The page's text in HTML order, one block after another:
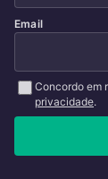
Email
Concordo em
privacidade.